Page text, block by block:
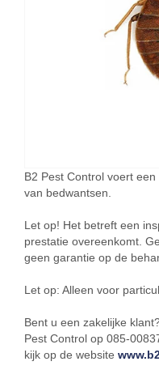
B2 Pest Control voert
van bedwantsen.
Let op! Het betreft een
prestatie overeenkomt.
geen garantie op de
Let op: Alleen voor
Bent u een zakelijke
Pest Control op 085-
kijk op de website